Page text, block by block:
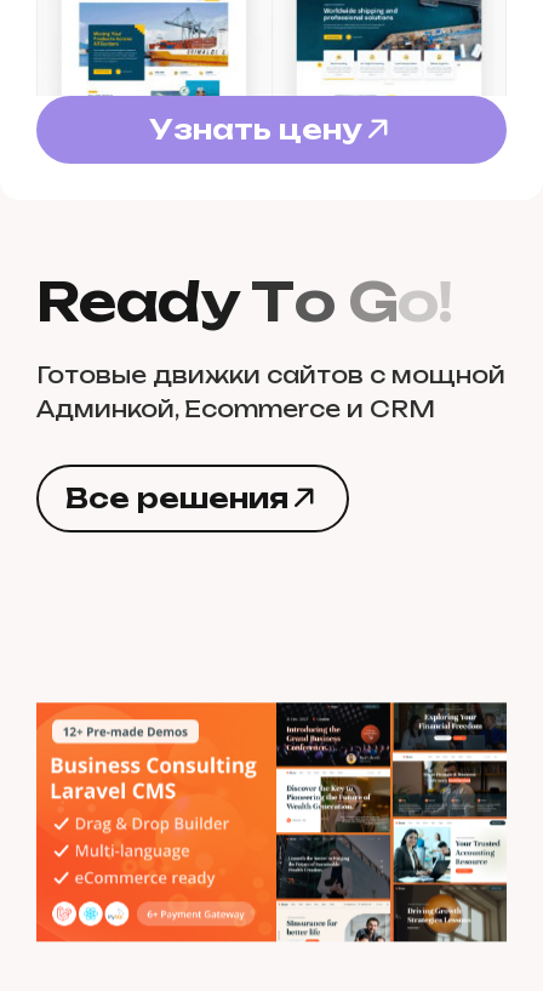
Узнать цену
Узнать цену
ReadyTo Go!
Готовые движки сайтов с мощной
Админкой, Ecommerce и CRM
Все решения
Все решения